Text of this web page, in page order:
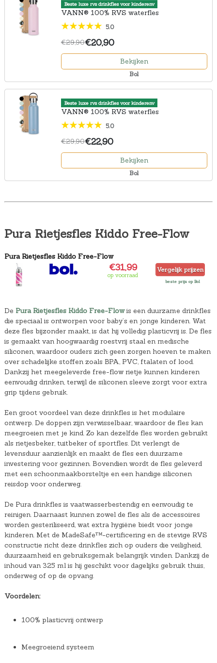
Beste luxe rvs drinkfles voor kinderenv
VANN® 100% RVS waterfles
5.0
€29,90€20,90
Bekijken
Bol
Beste luxe rvs drinkfles voor kinderenv
VANN® 100% RVS waterfles
5.0
€29,90€22,90
Bekijken
Bol
Pura Rietjesfles Kiddo Free-Flow
Pura Rietjesfles Kiddo Free-Flow
€31,99
op voorraad
Vergelijk prijzen
beste prijs op Bol
De Pura Rietjesfles Kiddo Free-Flowis een duurzame drinkfles
die speciaal is ontworpen voor baby’s en jonge kinderen. Wat
deze fles bijzonder maakt, is dat hij volledig plasticvrij is. De fles
is gemaakt van hoogwaardig roestvrij staal en medische
siliconen, waardoor ouders zich geen zorgen hoeven te maken
over schadelijke stoffen zoals BPA, PVC, ftalaten of lood.
Dankzij het meegeleverde free-flow rietje kunnen kinderen
eenvoudig drinken, terwijl de siliconen sleeve zorgt voor extra
grip tijdens gebruik.
Een groot voordeel van deze drinkfles is het modulaire
ontwerp. De doppen zijn verwisselbaar, waardoor de fles kan
meegroeien met je kind. Zo kan dezelfde fles worden gebruikt
als rietjesbeker, tuitbeker of sportfles. Dit verlengt de
levensduur aanzienlijk en maakt de fles een duurzame
investering voor gezinnen. Bovendien wordt de fles geleverd
met een schoonmaakborsteltje en een handige siliconen
reisdop voor onderweg.
De Pura drinkfles is vaatwasserbestendig en eenvoudig te
reinigen. Daarnaast kunnen zowel de fles als de accessoires
worden gesteriliseerd, wat extra hygiëne biedt voor jonge
kinderen. Met de MadeSafe™-certificering en de stevige RVS
constructie richt deze drinkfles zich op ouders die veiligheid,
duurzaamheid en gebruiksgemak belangrijk vinden. Dankzij de
inhoud van 325 ml is hij geschikt voor dagelijks gebruik thuis,
onderweg of op de opvang.
Voordelen:
100% plasticvrij ontwerp
Meegroeiend systeem